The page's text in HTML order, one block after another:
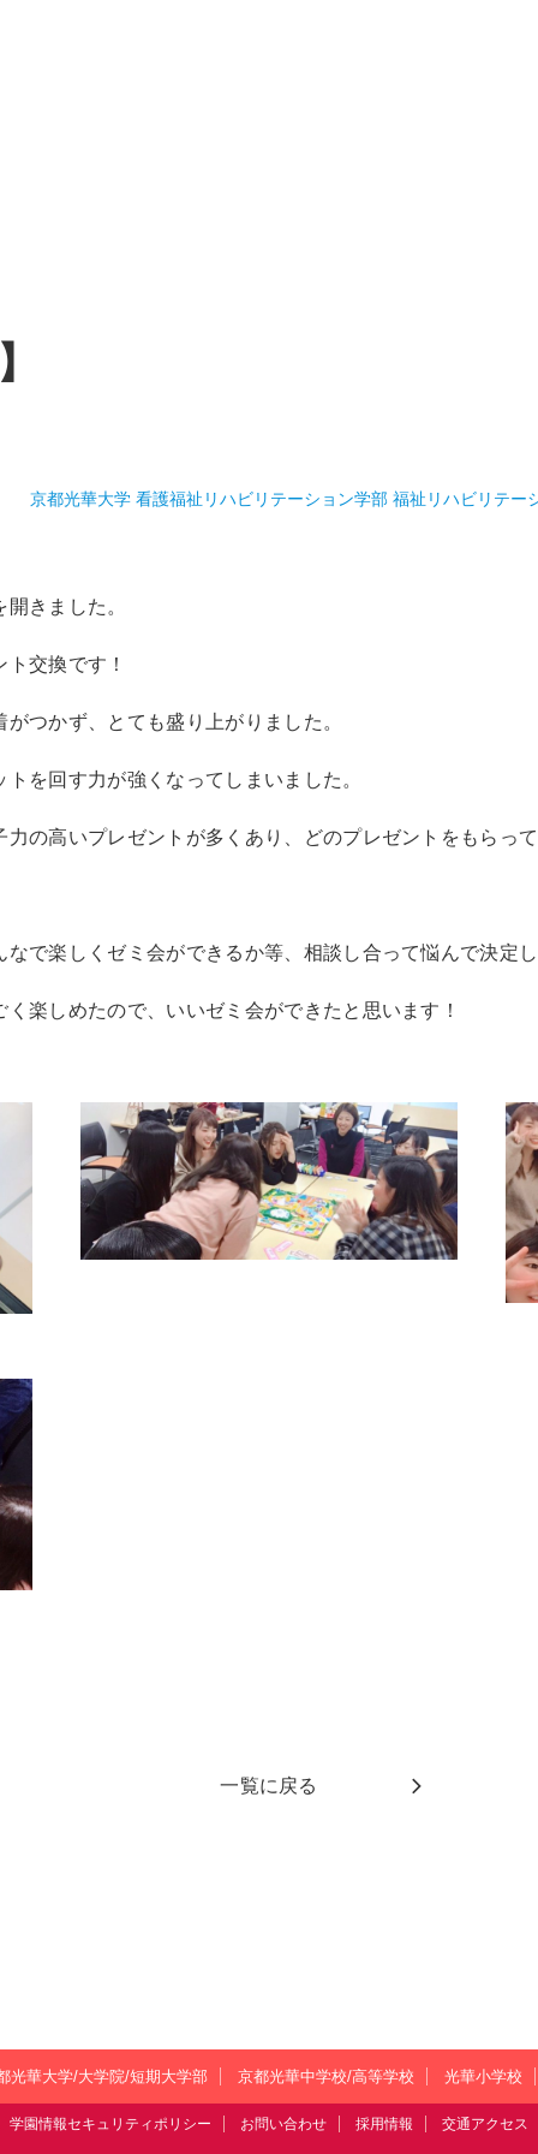
京都光華大学 看護福祉リハビリテーション学部 福祉リハビリテー
きました。
交換です！
つかず、とても盛り上がりました。
を回す力が強くなってしまいました。
の高いプレゼントが多くあり、どのプレゼントをもらっ
で楽しくゼミ会ができるか等、相談し合って悩んで決定
楽しめたので、いいゼミ会ができたと思います！
一覧に戻る
光華大学/大学院/短期大学部 京都光華中学校/高等学校 光華小学校
学園情報セキュリティポリシー お問い合わせ 採用情報 交通アクセス